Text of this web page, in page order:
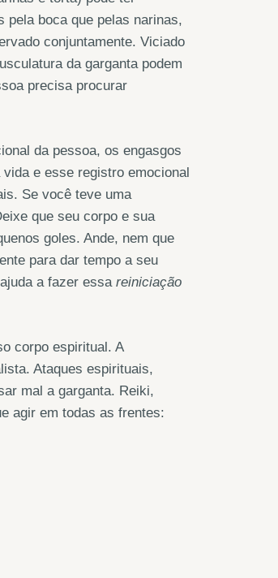
pela boca que pelas narinas,
conjuntamente. Viciado
da garganta podem
precisa procurar
da pessoa, os engasgos
e esse registro emocional
Se você teve uma
que seu corpo e sua
goles. Ande, nem que
para dar tempo a seu
a fazer essa reiniciação
corpo espiritual. A
Ataques espirituais,
mal a garganta. Reiki,
agir em todas as frentes: